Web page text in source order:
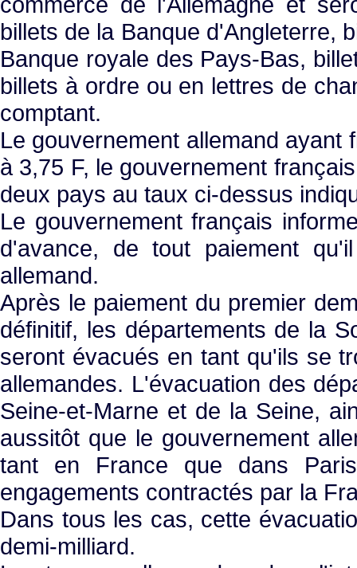
billets de la Banque d'Angleterre,
Banque royale des Pays-Bas,
billets à ordre ou en lettres de
comptant.
Le gouvernement allemand
à 3,75 F, le gouvernement
deux pays au taux ci-dessus
Le gouvernement français
d'avance, de tout paiement
allemand.
Après le paiement du premier
définitif, les départements de la
seront évacués en tant qu'ils se
allemandes. L'évacuation des
Seine-et-Marne et de la Seine,
aussitôt que le gouvernement
tant en France que dans
engagements contractés par la
Dans tous les cas, cette
demi-milliard.